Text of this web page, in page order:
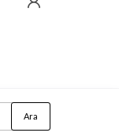
Ara